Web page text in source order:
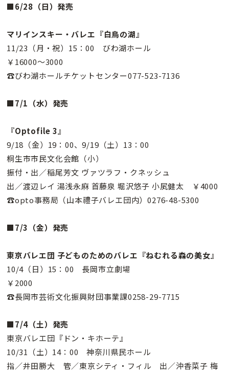
■6/28（日）発売
マリインスキー・バレエ『白鳥の湖』
11/23（月・祝）15：00 びわ湖ホール
￥16000〜3000
☎びわ湖ホールチケットセンター077-523-7136
■7/1（水）発売
『Optofile 3』
9/18（金）19：00、9/19（土）13：00
桐生市市民文化会館（小）
振付・出／稲尾芳文 ヴァツラフ・クネッシュ
出／渡辺レイ 湯浅永麻 首藤泉 堀沢悠子 小㞍健太 ￥4000
☎opto事務局（山本禮子バレエ団内）0276-48-5300
■7/3（金）発売
東京バレエ団 子どものためのバレエ『ねむれる森の美女』
10/4（日）15：00 長岡市立劇場
￥2000
☎長岡市芸術文化振興財団事業課0258-29-7715
■7/4（土）発売
東京バレエ団『ドン・キホーテ』
10/31（土）14：00 神奈川県民ホール
指／井田勝大 管／東京シティ・フィル 出／沖香菜子 梅